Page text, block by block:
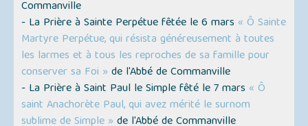
Commanville
- La Prière à Sainte Perpétue fêtée le 6 mars « Ô Sainte
Martyre Perpétue, qui résista généreusement à toutes
les larmes et à tous les reproches de sa famille pour
conserver sa Foi » de l'Abbé de Commanville
- La Prière à Saint Paul le Simple fêté le 7 mars « Ô
saint Anachorète Paul, qui avez mérité le surnom